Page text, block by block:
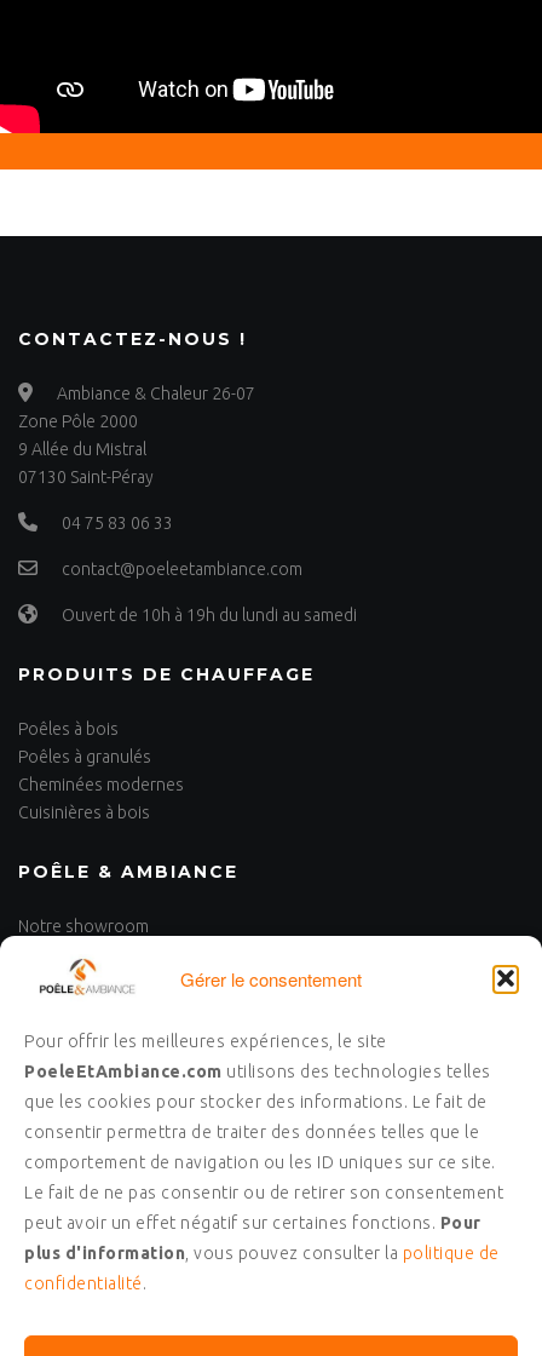
Gérer le consentement
Pour offrir les meilleures expériences, le site
PoeleEtAmbiance.com utilisons des technologies telles
que les cookies pour stocker des informations. Le fait de
consentir permettra de traiter des données telles que le
comportement de navigation ou les ID uniques sur ce site.
Le fait de ne pas consentir ou de retirer son consentement
peut avoir un effet négatif sur certaines fonctions. Pour
plus d'information , vous pouvez consulter la politique de
confidentialité.
CONTACTEZ-NOUS !
Ambiance & Chaleur 26-07
Zone Pôle 2000
9 Allée du Mistral
07130 Saint-Péray
04 75 83 06 33
contact@poeleetambiance.com
Ouvert de 10h à 19h du lundi au samedi
PRODUITS DE CHAUFFAGE
Poêles à bois
Poêles à granulés
Cheminées modernes
Cuisinières à bois
POÊLE & AMBIANCE
Notre showroom
Nos réalisations
Nous contacter
UN PROJET ?
Laissez-nous votre numéro de téléphone et nous vous
recontacterons pour échanger sur votre projet !
Les champs marqués d’un